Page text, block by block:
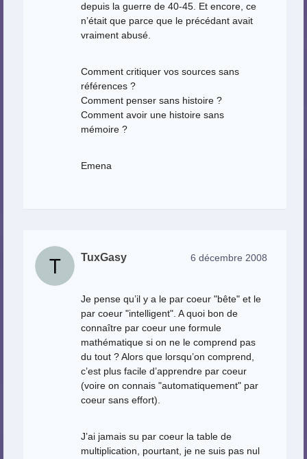
depuis la guerre de 40-45. Et encore, ce
n’était que parce que le précédant avait
vraiment abusé.
Comment critiquer vos sources sans
références ?
Comment penser sans histoire ?
Comment avoir une histoire sans
mémoire ?
Emena
TuxGasy 6 décembre 2008
Je pense qu’il y a le par coeur "bête" et le
par coeur "intelligent". A quoi bon de
connaître par coeur une formule
mathématique si on ne le comprend pas
du tout ? Alors que lorsqu’on comprend,
c’est plus facile d’apprendre par coeur
(voire on connais "automatiquement" par
coeur sans effort).
J’ai jamais su par coeur la table de
multiplication, pourtant, je ne suis pas nul